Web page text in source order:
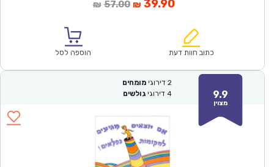
₪ 57.00המחיר
₪57.00.
₪ 39.90המחיר
הוא:
כתוב חוות דעת הוספה לסל
9.9
מצוין
2 דירוגי מומחים
4 דירוגי גולשים